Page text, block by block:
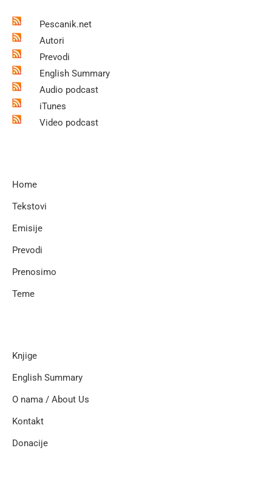
Pescanik.net
Autori
Prevodi
English Summary
Audio podcast
iTunes
Video podcast
Home
Tekstovi
Emisije
Prevodi
Prenosimo
Teme
Knjige
English Summary
O nama / About Us
Kontakt
Donacije